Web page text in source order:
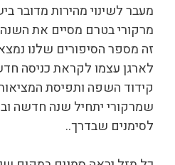
מעבר לשינוי מהירות מדובר
מרקורי בטרם מסיים את השנה
זה מספר הסיפורים שלנו
לארגן עצמו לקראת כניסה
קידוד השפה ותפיסת
שמרקורי יתחיל שנה חדשה
לסימנים שבדרך..